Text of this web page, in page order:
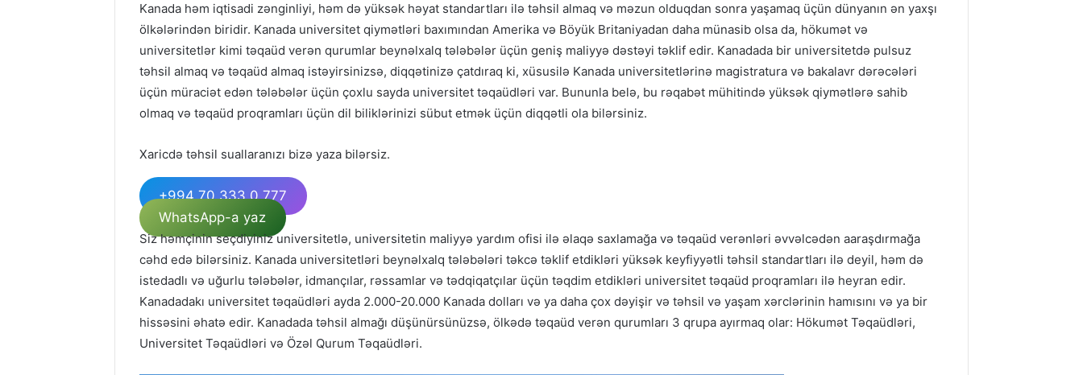
Kanada həm iqtisadi zənginliyi, həm də yüksək həyat standartları ilə təhsil almaq və məzun olduqdan sonra yaşamaq üçün dünyanın ən yaxşı
ölkələrindən biridir. Kanada universitet qiymətləri baxımından Amerika və Böyük Britaniyadan daha münasib olsa da, hökumət və
universitetlər kimi təqaüd verən qurumlar beynəlxalq tələbələr üçün geniş maliyyə dəstəyi təklif edir. Kanadada bir universitetdə pulsuz
təhsil almaq və təqaüd almaq istəyirsinizsə, diqqətinizə çatdıraq ki, xüsusilə Kanada universitetlərinə magistratura və bakalavr dərəcələri
üçün müraciət edən tələbələr üçün çoxlu sayda universitet təqaüdləri var. Bununla belə, bu rəqabət mühitində yüksək qiymətlərə sahib
olmaq və təqaüd proqramları üçün dil biliklərinizi sübut etmək üçün diqqətli ola bilərsiniz.
Xaricdə təhsil suallaranızı bizə yaza bilərsiz.
+994 70 333 0 777
WhatsApp-a yaz
Siz həmçinin seçdiyiniz universitetlə, universitetin maliyyə yardım ofisi ilə əlaqə saxlamağa və təqaüd verənləri əvvəlcədən aaraşdırmağa
cəhd edə bilərsiniz. Kanada universitetləri beynəlxalq tələbələri təkcə təklif etdikləri yüksək keyfiyyətli təhsil standartları ilə deyil, həm də
istedadlı və uğurlu tələbələr, idmançılar, rəssamlar və tədqiqatçılar üçün təqdim etdikləri universitet təqaüd proqramları ilə heyran edir.
Kanadadakı universitet təqaüdləri ayda 2.000-20.000 Kanada dolları və ya daha çox dəyişir və təhsil və yaşam xərclərinin hamısını və ya bir
hissəsini əhatə edir. Kanadada təhsil almağı düşünürsünüzsə, ölkədə təqaüd verən qurumları 3 qrupa ayırmaq olar: Hökumət Təqaüdləri,
Universitet Təqaüdləri və Özəl Qurum Təqaüdləri.